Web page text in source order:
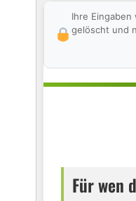
Ihre
gelöscht und
Für wen